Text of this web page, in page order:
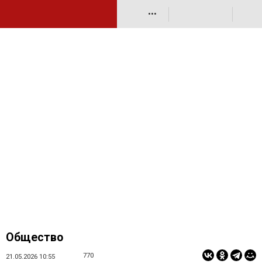
•••
Общество
21.05.2026 10:55 770